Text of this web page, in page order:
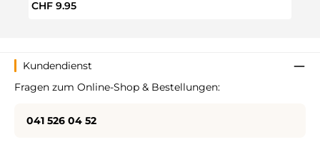
Regulärer Preis:
CHF 9.95
Kundendienst
Fragen zum Online-Shop & Bestellungen:
041 526 04 52